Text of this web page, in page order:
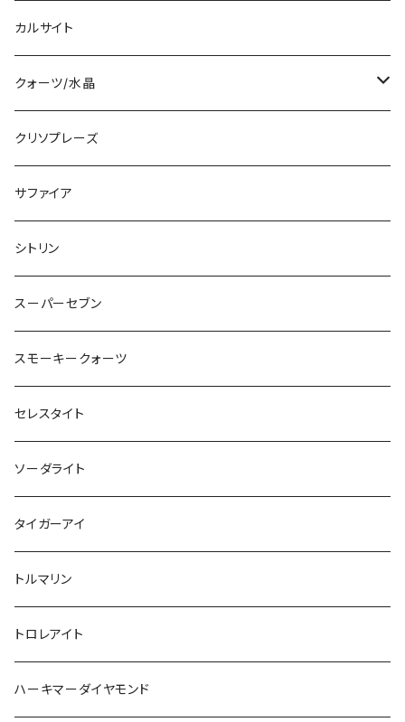
カルサイト
クォーツ/水晶
ブラジル産
コロンビア産
ヒマラヤ産
レムリアンクォーツ
クリソプレーズ
サファイア
シトリン
スーパーセブン
スモーキークォーツ
セレスタイト
ソーダライト
タイガーアイ
トルマリン
トロレアイト
ハーキマーダイヤモンド